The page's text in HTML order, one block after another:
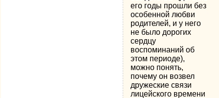
его годы прошли без
особенной любви
родителей, и у него
не было дорогих
сердцу
воспоминаний об
этом периоде),
можно понять,
почему он возвел
дружеские связи
лицейского времени